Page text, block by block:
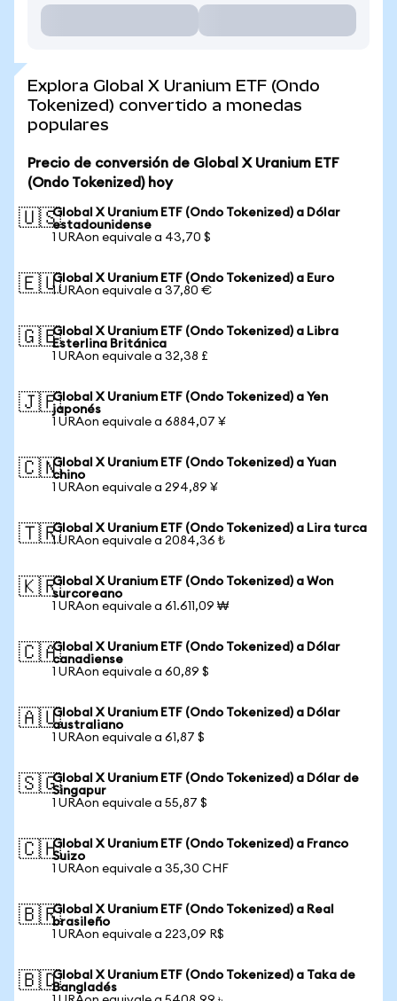
Explora Global X Uranium ETF (Ondo
Tokenized) convertido a monedas
populares
Precio de conversión de Global X Uranium ETF
(Ondo Tokenized) hoy
🇺🇸Global X Uranium ETF (Ondo Tokenized) a Dólar
estadounidense
1 URAon equivale a 43,70 $
🇪🇺Global X Uranium ETF (Ondo Tokenized) a Euro
1 URAon equivale a 37,80 €
🇬🇧Global X Uranium ETF (Ondo Tokenized) a Libra
Esterlina Británica
1 URAon equivale a 32,38 £
🇯🇵Global X Uranium ETF (Ondo Tokenized) a Yen
japonés
1 URAon equivale a 6884,07 ¥
🇨🇳Global X Uranium ETF (Ondo Tokenized) a Yuan
chino
1 URAon equivale a 294,89 ¥
🇹🇷Global X Uranium ETF (Ondo Tokenized) a Lira turca
1 URAon equivale a 2084,36 ₺
🇰🇷Global X Uranium ETF (Ondo Tokenized) a Won
surcoreano
1 URAon equivale a 61.611,09 ₩
🇨🇦Global X Uranium ETF (Ondo Tokenized) a Dólar
canadiense
1 URAon equivale a 60,89 $
🇦🇺Global X Uranium ETF (Ondo Tokenized) a Dólar
australiano
1 URAon equivale a 61,87 $
🇸🇬Global X Uranium ETF (Ondo Tokenized) a Dólar de
Singapur
1 URAon equivale a 55,87 $
🇨🇭Global X Uranium ETF (Ondo Tokenized) a Franco
Suizo
1 URAon equivale a 35,30 CHF
🇧🇷Global X Uranium ETF (Ondo Tokenized) a Real
brasileño
1 URAon equivale a 223,09 R$
🇧🇩Global X Uranium ETF (Ondo Tokenized) a Taka de
Bangladés